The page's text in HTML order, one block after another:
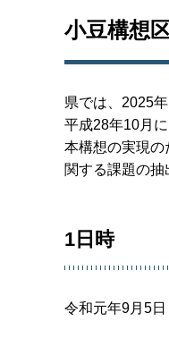
小豆構想
県では、2025
平成28年10月
本構想の実現の
関する課題の抽
1日時
令和元年9月5